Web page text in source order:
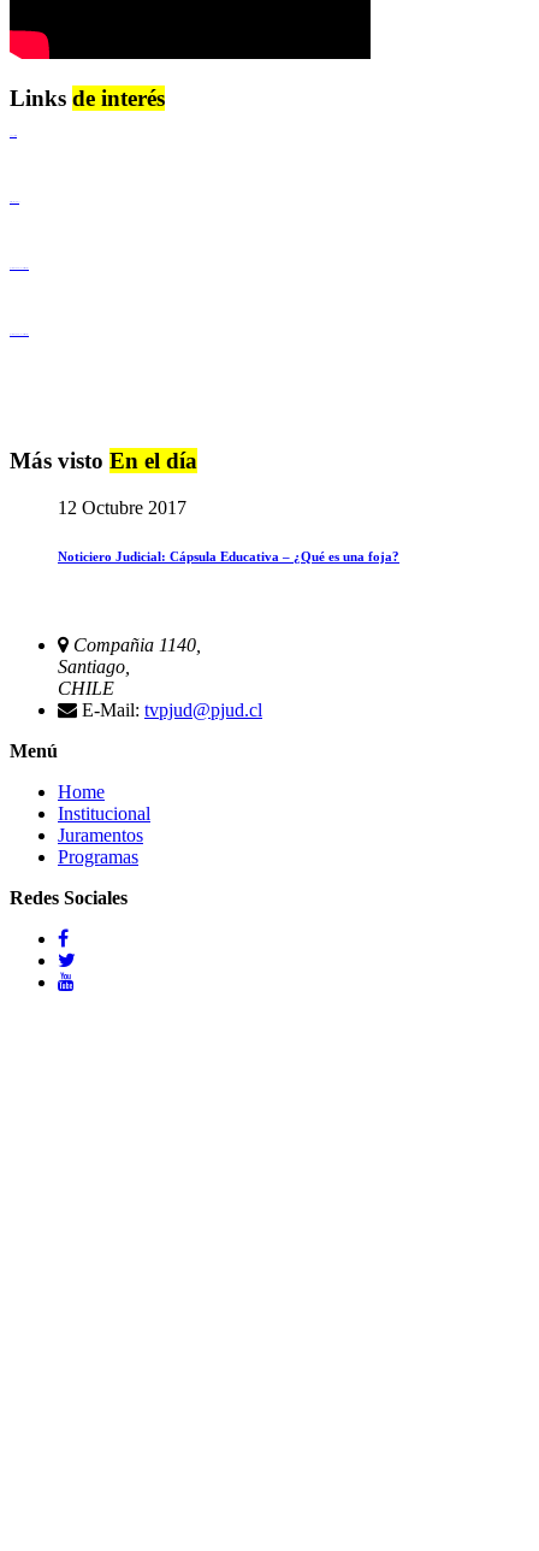
Links de interés
Más visto En el día
12 Octubre 2017
Noticiero Judicial: Cápsula Educativa – ¿Qué es una foja?
Compañia 1140,
Santiago,
CHILE
E-Mail: tvpjud@pjud.cl
Menú
Home
Institucional
Juramentos
Programas
Redes Sociales